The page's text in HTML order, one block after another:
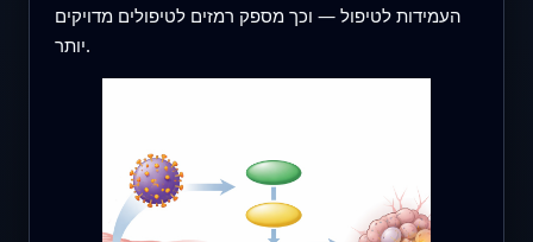
העמידות לטיפול — וכך מספק רמזים לטיפולים מדויקים
יותר.